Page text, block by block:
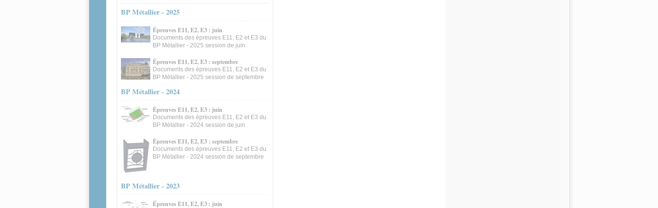
BP Métallier - 2025
Épreuves E11, E2, E3 : juin
Documents des épreuves E11, E2 et E3 du
BP Métallier - 2025 session de juin
Épreuves E11, E2, E3 : septembre
Documents des épreuves E11, E2 et E3 du
BP Métallier - 2025 session de septembre
BP Métallier - 2024
Épreuves E11, E2, E3 : juin
Documents des épreuves E11, E2 et E3 du
BP Métallier - 2024 session de juin
Épreuves E11, E2, E3 : septembre
Documents des épreuves E11, E2 et E3 du
BP Métallier - 2024 session de septembre
BP Métallier - 2023
Épreuves E11, E2, E3 : juin